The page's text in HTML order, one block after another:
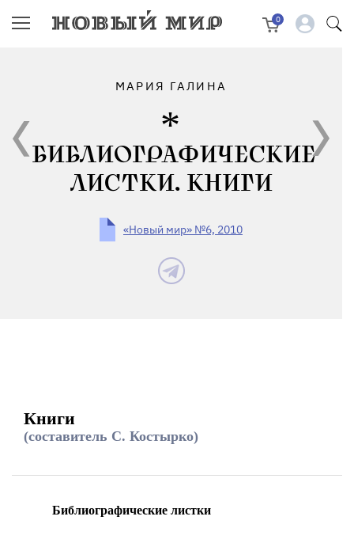
0
МАРИЯ ГАЛИНА
БИБЛИОГРАФИЧЕСКИЕ
ЛИСТКИ. КНИГИ
«Новый мир» №6, 2010
Книги
(составитель С. Костырко)
Библиографические листки